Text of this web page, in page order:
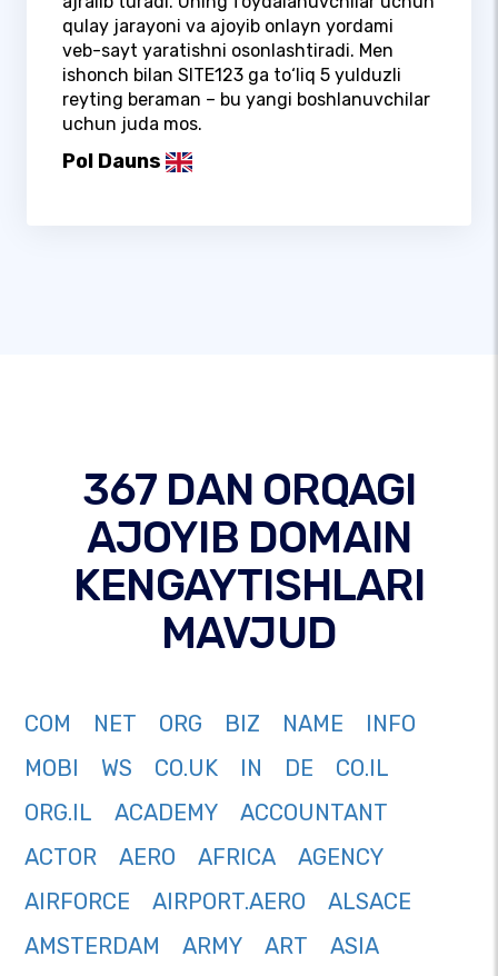
qulay jarayoni va ajoyib onlayn yordami
veb-sayt yaratishni osonlashtiradi. Men
ishonch bilan SITE123 ga to‘liq 5 yulduzli
reyting beraman – bu yangi boshlanuvchilar
uchun juda mos.
Pol Dauns
367 DAN ORQAGI
AJOYIB DOMAIN
KENGAYTISHLARI
MAVJUD
COM NET ORG BIZ NAME
INFO
MOBI
WS CO.UK IN DE
CO.IL
ORG.IL
ACADEMY
ACCOUNTANT
ACTOR
AERO AFRICA
AGENCY
AIRFORCE
AIRPORT.AERO
ALSACE
AMSTERDAM
ARMY ART
ASIA